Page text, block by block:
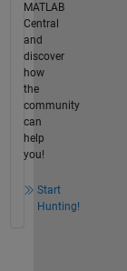
MATLAB
Central
and
discover
how
the
community
can
help
you!
Start
Hunting!